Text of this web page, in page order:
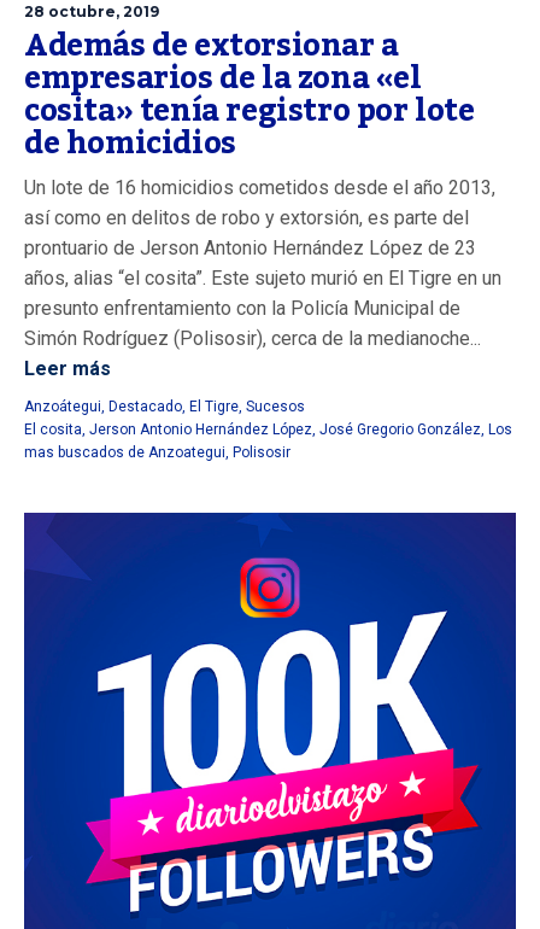
28 octubre, 2019
Además de extorsionar a
empresarios de la zona «el
cosita» tenía registro por lote
de homicidios
Un lote de 16 homicidios cometidos desde el año 2013,
así como en delitos de robo y extorsión, es parte del
prontuario de Jerson Antonio Hernández López de 23
años, alias “el cosita”. Este sujeto murió en El Tigre en un
presunto enfrentamiento con la Policía Municipal de
Simón Rodríguez (Polisosir), cerca de la medianoche...
Leer más
Anzoátegui Destacado El Tigre Sucesos
El cosita Jerson Antonio Hernández López José Gregorio González Los
mas buscados de Anzoategui Polisosir